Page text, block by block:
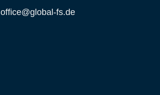
office@global-fs.de